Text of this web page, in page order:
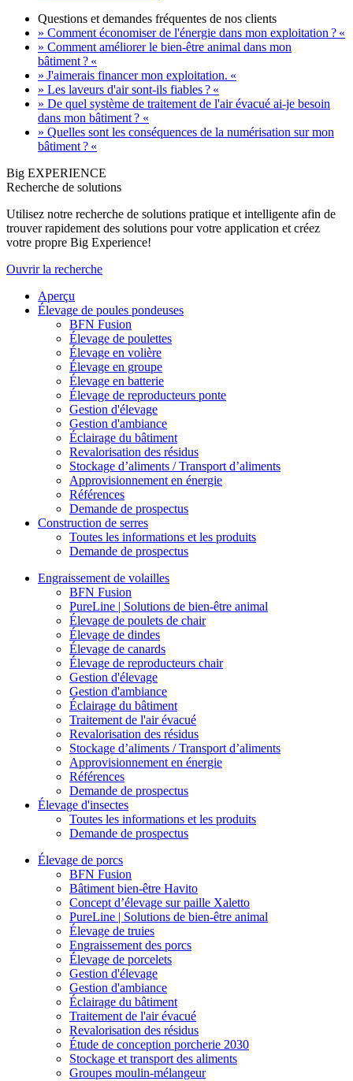
Questions et demandes fréquentes de nos clients
» Comment économiser de l'énergie dans mon exploitation ? «
» Comment améliorer le bien-être animal dans mon
bâtiment ? «
» J'aimerais financer mon exploitation. «
» Les laveurs d'air sont-ils fiables ? «
» De quel système de traitement de l'air évacué ai-je besoin
dans mon bâtiment ? «
» Quelles sont les conséquences de la numérisation sur mon
bâtiment ? «
Big EXPERIENCE
Recherche de solutions
Utilisez notre recherche de solutions pratique et intelligente afin de
trouver rapidement des solutions pour votre application et créez
votre propre Big Experience!
Ouvrir la recherche
Aperçu
Élevage de poules pondeuses
BFN Fusion
Élevage de poulettes
Élevage en volière
Élevage en groupe
Élevage en batterie
Élevage de reproducteurs ponte
Gestion d'élevage
Gestion d'ambiance
Éclairage du bâtiment
Revalorisation des résidus
Stockage d’aliments / Transport d’aliments
Approvisionnement en énergie
Références
Demande de prospectus
Construction de serres
Toutes les informations et les produits
Demande de prospectus
Engraissement de volailles
BFN Fusion
PureLine | Solutions de bien-être animal
Élevage de poulets de chair
Élevage de dindes
Élevage de canards
Élevage de reproducteurs chair
Gestion d'élevage
Gestion d'ambiance
Éclairage du bâtiment
Traitement de l'air évacué
Revalorisation des résidus
Stockage d’aliments / Transport d’aliments
Approvisionnement en énergie
Références
Demande de prospectus
Élevage d'insectes
Toutes les informations et les produits
Demande de prospectus
Élevage de porcs
BFN Fusion
Bâtiment bien-être Havito
Concept d’élevage sur paille Xaletto
PureLine | Solutions de bien-être animal
Élevage de truies
Engraissement des porcs
Élevage de porcelets
Gestion d'élevage
Gestion d'ambiance
Éclairage du bâtiment
Traitement de l'air évacué
Revalorisation des résidus
Étude de conception porcherie 2030
Stockage et transport des aliments
Groupes moulin-mélangeur